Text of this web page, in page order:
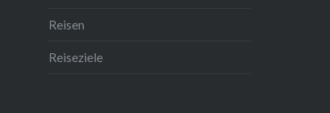
Reisen
Reiseziele